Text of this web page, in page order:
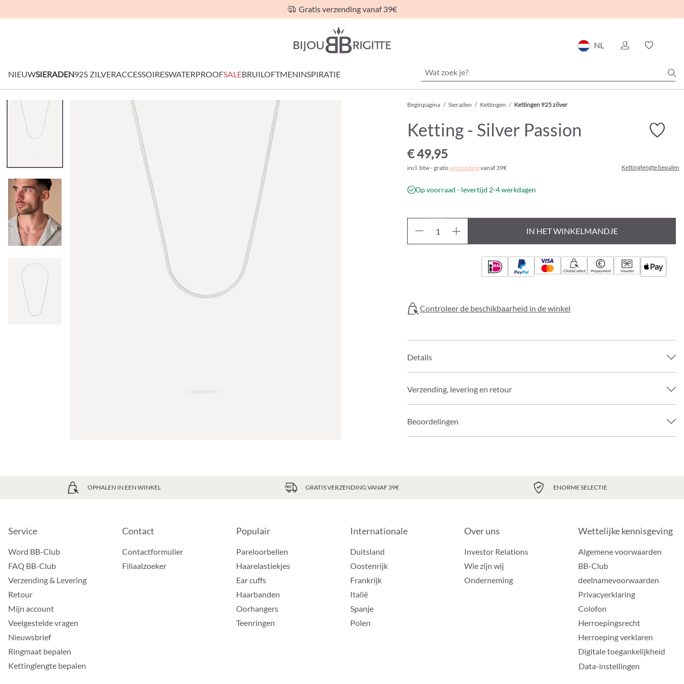
Gratis verzending vanaf 39€
NL
NIEUWSIERADEN925 ZILVERACCESSOIRESWATERPROOFSALEBRUILOFTMENINSPIRATIE
Beginpagina / Sieraden / Kettingen / Kettingen 925 zilver
Ketting - Silver Passion
€ 49,95
incl. btw - gratisverzendingvanaf 39€ Kettinglengte bepalen
Op voorraad - levertijd 2-4 werkdagen
IN HET WINKELMANDJE
Click&Collect Prepayment Voucher
Controleer de beschikbaarheid in de winkel
Details
Verzending, levering en retour
Beoordelingen
OPHALEN IN EEN WINKEL GRATIS VERZENDING VANAF 39€ ENORME SELECTIE
Service
Word BB-Club
FAQ BB-Club
Verzending & Levering
Retour
Mijn account
Veelgestelde vragen
Nieuwsbrief
Ringmaat bepalen
Kettinglengte bepalen
Contact
Contactformulier
Filiaalzoeker
Populair
Pareloorbellen
Haarelastiekjes
Ear cuffs
Haarbanden
Oorhangers
Teenringen
Internationale
Duitsland
Oostenrijk
Frankrijk
Italië
Spanje
Polen
Over uns
Investor Relations
Wie zijn wij
Onderneming
Wettelijke kennisgeving
Algemene voorwaarden
BB-Club
deelnamevoorwaarden
Privacyerklaring
Colofon
Herroepingsrecht
Herroeping verklaren
Digitale toegankelijkheid
Data-instellingen